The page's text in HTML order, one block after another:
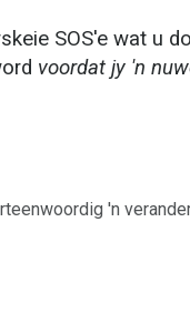
SOS'e wat u
voordat jy 'n
'n